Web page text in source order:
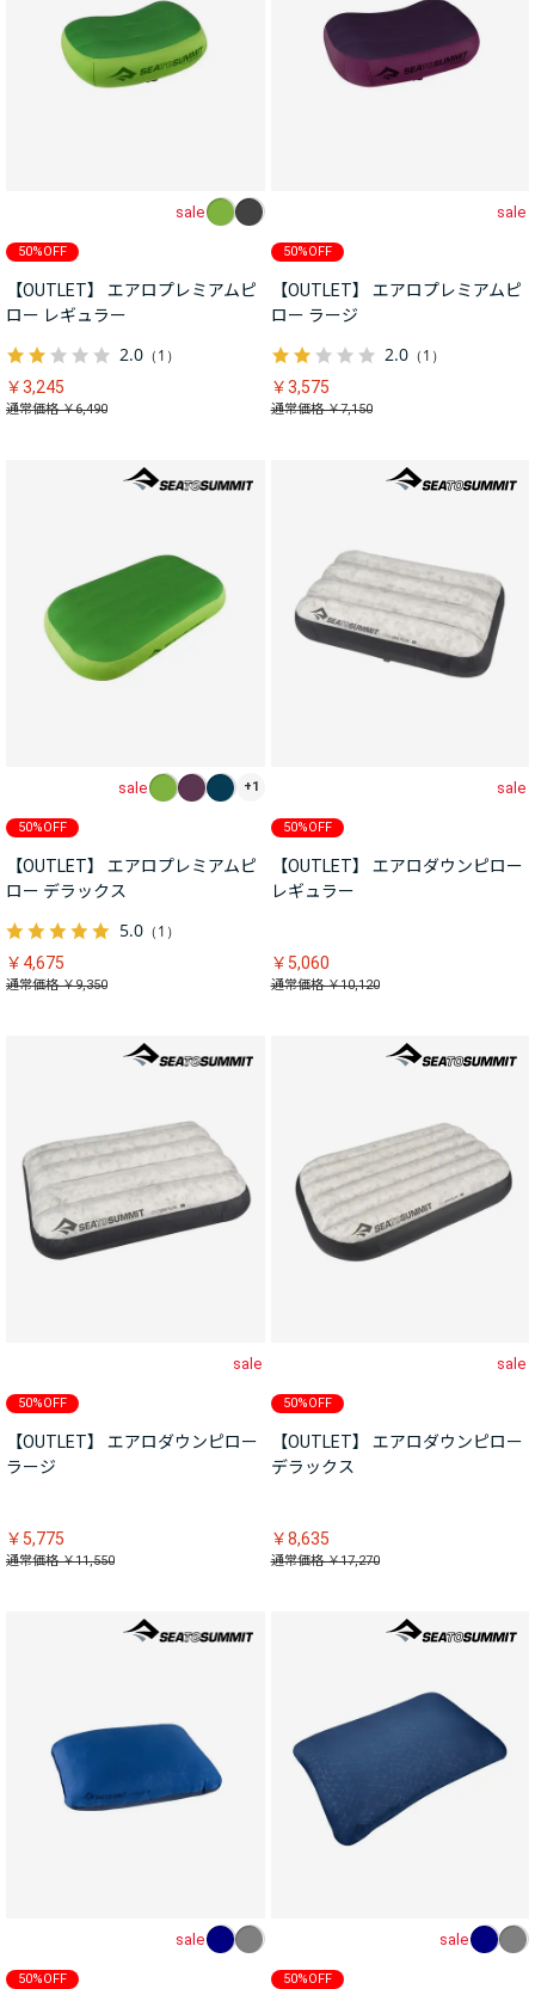
sale
50%OFF
【OUTLET】 エアロプレミアムピ
ロー レギュラー
2.0 （1）
￥3,245
通常価格 ￥6,490
sale
50%OFF
【OUTLET】 エアロプレミアムピ
ロー ラージ
2.0（1）
￥3,575
通常価格 ￥7,150
sale +1
50%OFF
【OUTLET】 エアロプレミアムピ
ロー デラックス
5.0 （1）
￥4,675
通常価格 ￥9,350
sale
50%OFF
【OUTLET】 エアロダウンピロー
レギュラー
￥5,060
通常価格 ￥10,120
sale
50%OFF
【OUTLET】 エアロダウンピロー
ラージ
￥5,775
通常価格 ￥11,550
sale
50%OFF
【OUTLET】 エアロダウンピロー
デラックス
￥8,635
通常価格 ￥17,270
sale
50%OFF
sale
50%OFF